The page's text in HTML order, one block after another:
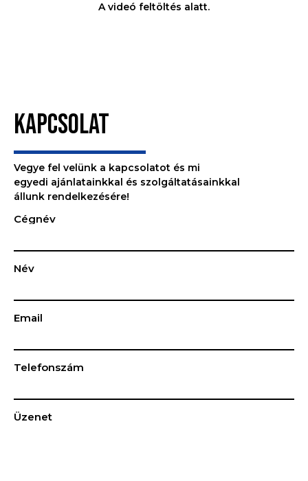
A videó feltöltés alatt.
KAPCSOLAT
Vegye fel velünk a kapcsolatot és mi
egyedi ajánlatainkkal és szolgáltatásainkkal
állunk rendelkezésére!
Cégnév
Név
Email
Telefonszám
Üzenet